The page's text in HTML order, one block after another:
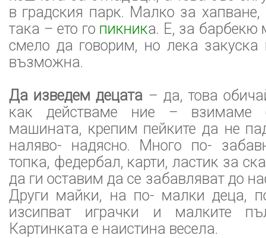
в градския парк. Малко за
така – ето го пикника. Е, за барбекю
смело да говорим, но лека закуска
възможна.
Да изведем децата – да, това
как действаме ние – взимаме
машината, крепим пейките да не
наляво- надясно. Много по-
топка, федербал, карти, ластик за
да ги оставим да се забавляват до
Други майки, на по- малки деца,
изсипват играчки и малките
Картинката е наистина весела.